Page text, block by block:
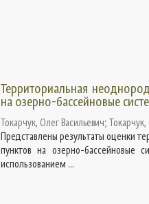
Территориальная
на озерно-бассейновые
Токарчук, Олег Васильевич;
Представлены результаты оценки
пунктов на озерно-бассейновые
использованием ...